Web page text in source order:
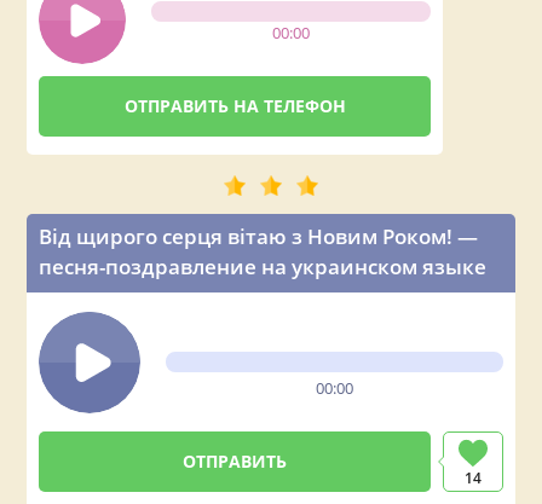
Від щирого серця вітаю з Новим Роком! —
песня-поздравление на украинском языке
00:00
14
00:00